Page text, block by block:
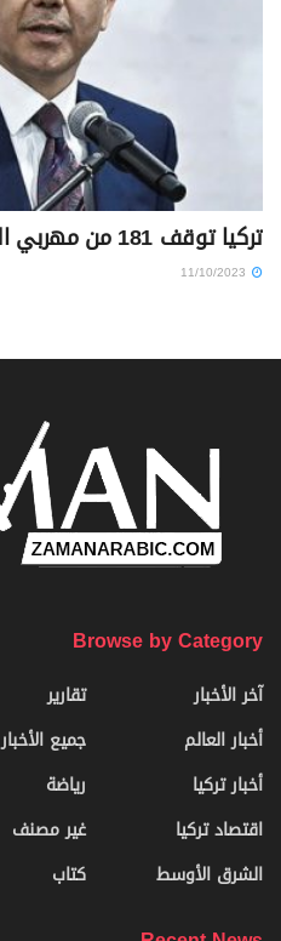
تركيا توقف 181 من مهربي المهاجرين
Browse by Category
آخر الأخبار
أخبار العالم
أخبار تركيا
اقتصاد تركيا
الشرق الأوسط
تقارير
جميع الأخبار
رياضة
غير مصنف
كتاب